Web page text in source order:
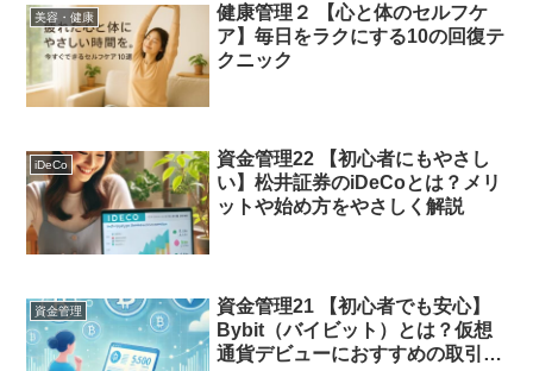
美容・健康
健康管理２ 【心と体のセルフケ
ア】毎日をラクにする10の回復テ
クニック
iDeCo
資金管理22 【初心者にもやさし
い】松井証券のiDeCoとは？メリ
ットや始め方をやさしく解説
資金管理
資金管理21 【初心者でも安心】
Bybit（バイビット）とは？仮想
通貨デビューにおすすめの取引所